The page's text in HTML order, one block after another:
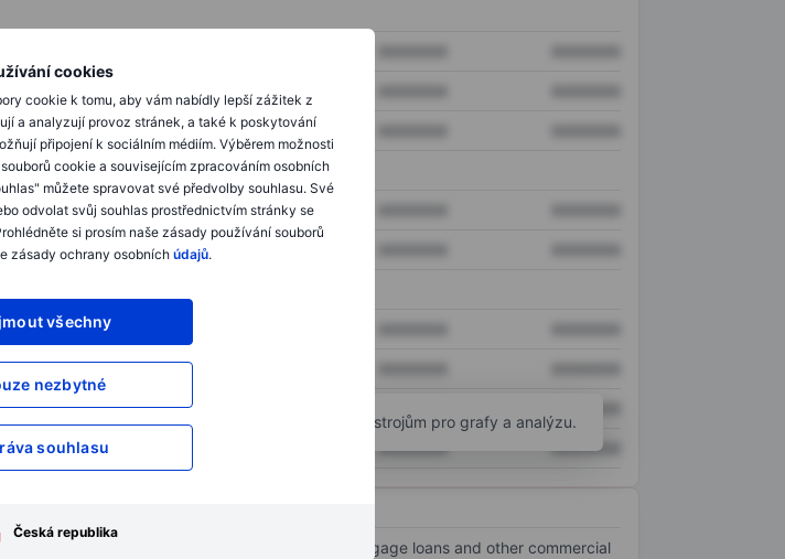
cookies
cookie k tomu, aby vám nabídly lepší zážitek z
a analyzují provoz stránek, a také k poskytování
připojení k sociálním médiím. Výběrem možnosti
cookie a souvisejícím zpracováním osobních
můžete spravovat své předvolby souhlasu. Své
odvolat svůj souhlas prostřednictvím stránky se
si prosím naše zásady používání souborů
zásady ochrany osobníchúdajů.
všechny
nezbytné
souhlasu
Česká republika
XXXXXXX XXXXXXX
XXXXXXX XXXXXXX
XXXXXXX XXXXXXX
XXXXXXX XXXXXXX
XXXXXXX
XXXXXXX
XXXXXXX
XXXXXXX XXXXXXX XXXXXXX
Otevřete si účeta získejte přístup k pokročilým nástrojům pro grafy a analýzu.
acquires, and manages commercial mortgage loans and other commercial